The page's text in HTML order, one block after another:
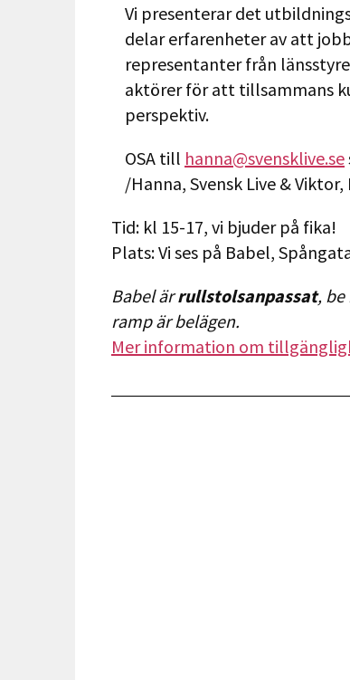
Vi presenterar det
delar erfarenheter av att
representanter från
aktörer för att tillsammans
perspektiv.
OSA till hanna@svensklive.se
/Hanna, Svensk Live & Viktor,
Tid: kl 15-17, vi bjuder på fika!
Plats: Vi ses på Babel,
Babel ärrullstolsanpassat, be
ramp är belägen.
Mer information om